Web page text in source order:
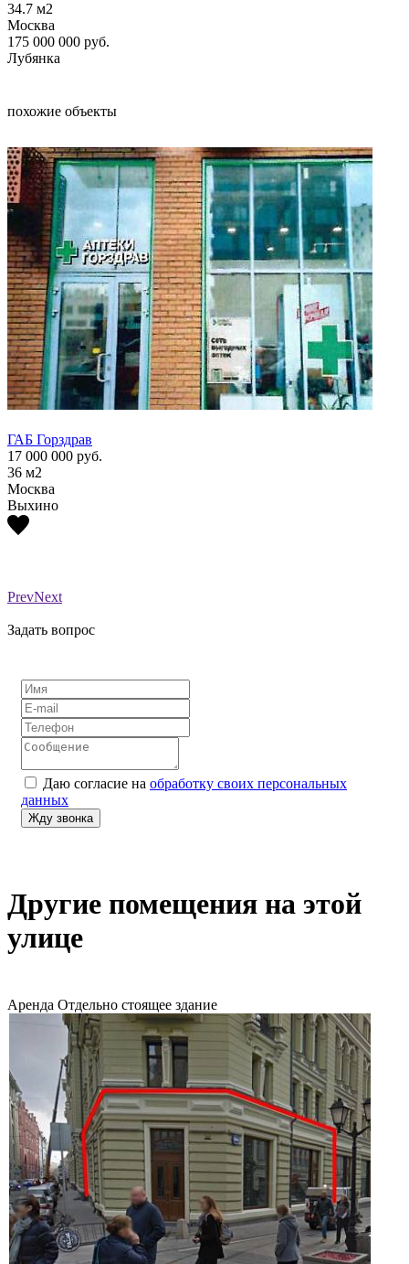
34.7 м2
Москва
175 000 000 руб.
Лубянка
похожие объекты
ГАБ Горздрав
17 000 000 руб.
36 м2
Москва
Выхино
PrevNext
Задать вопрос
Даю согласие на обработку своих персональных
данных
Другие помещения на этой
улице
Аренда Отдельно стоящее здание